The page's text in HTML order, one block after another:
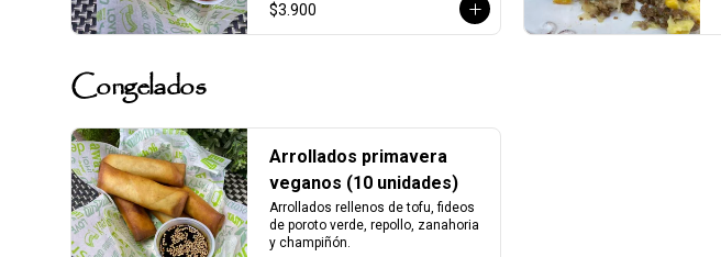
$3.900
Congelados
Arrollados primavera
veganos (10 unidades)
Arrollados rellenos de tofu, fideos
de poroto verde, repollo, zanahoria
y champiñón.